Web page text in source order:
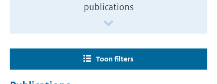
publications
Toon filters